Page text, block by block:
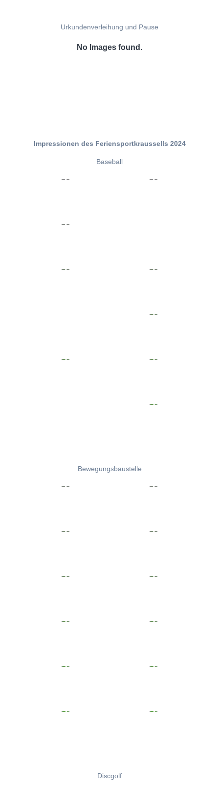
Urkundenverleihung und Pause
No Images found.
Impressionen des Feriensportkraussells 2024
Baseball
Bewegungsbaustelle
Discgolf